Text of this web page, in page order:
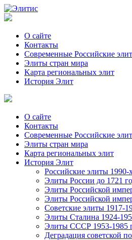
О сайте
Контакты
Современные Российские
Элиты стран мира
Kартa региональных элит
История Элит
О сайте
Контакты
Современные Российские
Элиты стран мира
Картa региональных элит
История Элит
Российские элиты 1990-
Элиты России до 1721
Элиты Российской
Элиты Российской
Советские элиты 1917-
Элиты Сталина 1924-
Элиты СССР 1953-1985
Деградация советской